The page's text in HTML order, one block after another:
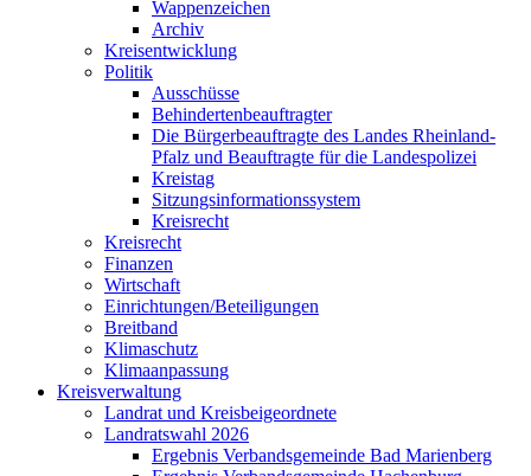
Wappenzeichen
Archiv
Kreisentwicklung
Politik
Ausschüsse
Behindertenbeauftragter
Die Bürgerbeauftragte des Landes Rheinland-
Pfalz und Beauftragte für die Landespolizei
Kreistag
Sitzungsinformationssystem
Kreisrecht
Kreisrecht
Finanzen
Wirtschaft
Einrichtungen/Beteiligungen
Breitband
Klimaschutz
Klimaanpassung
Kreisverwaltung
Landrat und Kreisbeigeordnete
Landratswahl 2026
Ergebnis Verbandsgemeinde Bad Marienberg